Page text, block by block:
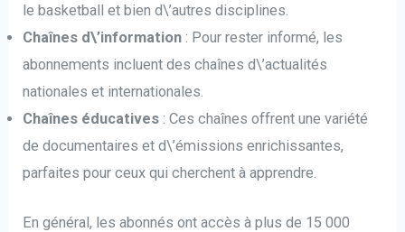
le basketball et bien d\’autres disciplines.
Chaînes d\’information : Pour rester informé, les
abonnements incluent des chaînes d\’actualités
nationales et internationales.
Chaînes éducatives : Ces chaînes offrent une variété
de documentaires et d\’émissions enrichissantes,
parfaites pour ceux qui cherchent à apprendre.
En général, les abonnés ont accès à plus de 15 000